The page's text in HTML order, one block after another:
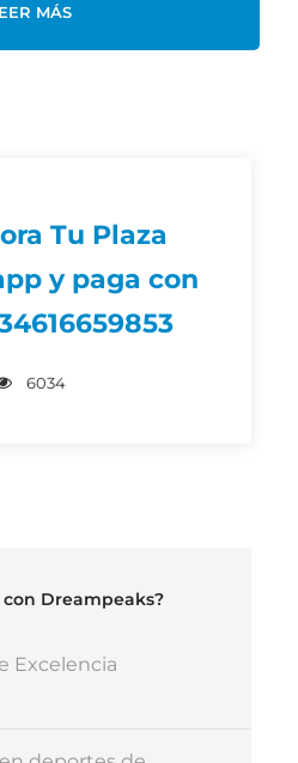
Tu Plaza
y paga con
6034
Dreampeaks?
Excelencia
en Madrid.
que, como tú, buscan
al siguiente nivel.
MÁS